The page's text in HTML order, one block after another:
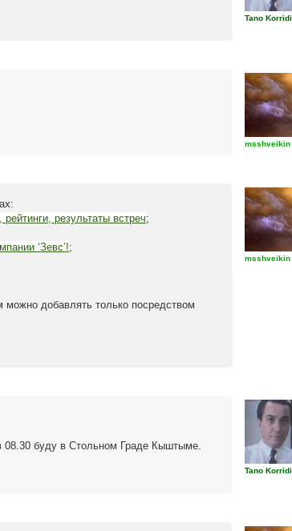
Tano Korridi
msshveikin
результаты встреч;
‘Зевс’!;
добавлять только посредством
msshveikin
08.30 буду в Стольном Граде Кыштыме.
Tano Korridi